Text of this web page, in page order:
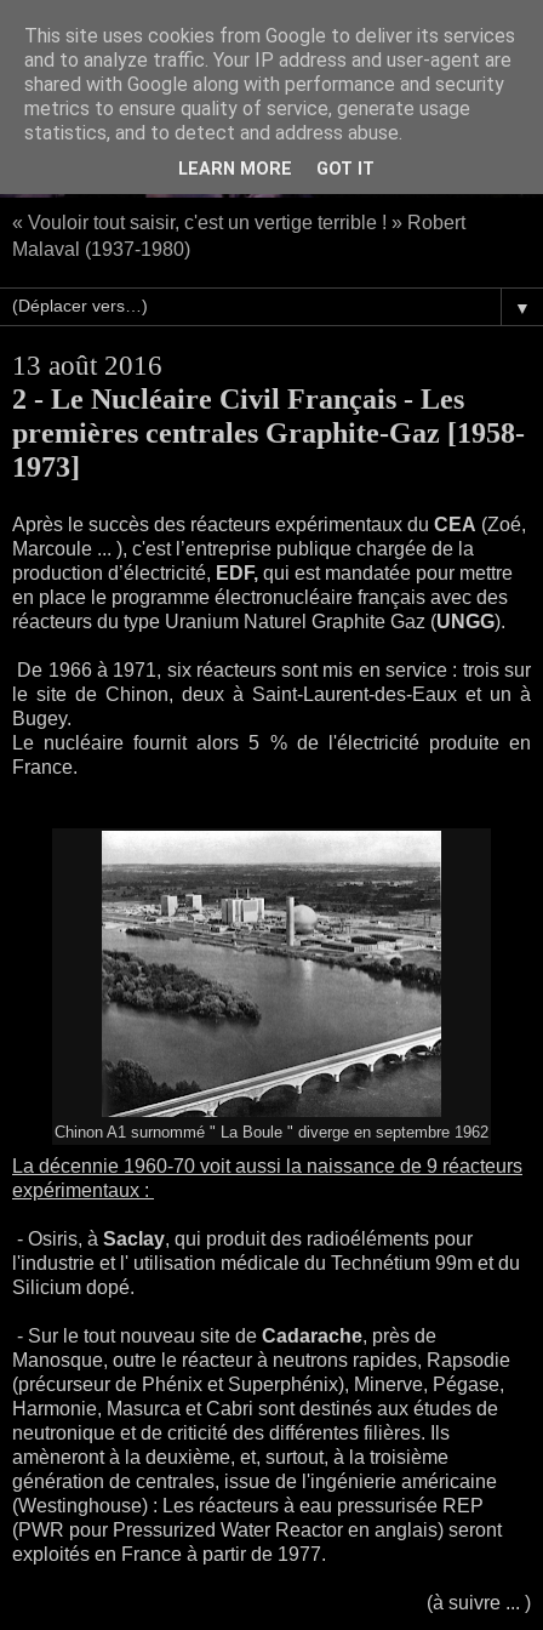
« Vouloir tout saisir, c'est un vertige terrible ! » Robert
Malaval (1937-1980)
▼
13 août 2016
2 - Le Nucléaire Civil Français - Les
premières centrales Graphite-Gaz [1958-
1973]
Après le succès des réacteurs expérimentaux du CEA (Zoé,
Marcoule ... ), c'est l’entreprise publique chargée de la
production d’électricité, EDF, qui est mandatée pour mettre
en place le programme électronucléaire français avec des
réacteurs du type Uranium Naturel Graphite Gaz (UNGG).
De 1966 à 1971, six réacteurs sont mis en service : trois sur
le site de Chinon, deux à Saint-Laurent-des-Eaux et un à
Bugey.
Le nucléaire fournit alors 5 % de l'électricité produite en
France.
Chinon A1 surnommé " La Boule " diverge en septembre 1962
La décennie 1960-70 voit aussi la naissance de 9 réacteurs
expérimentaux :
- Osiris, à Saclay, qui produit des radioéléments pour
l'industrie et l' utilisation médicale du Technétium 99m et du
Silicium dopé.
- Sur le tout nouveau site de Cadarache, près de
Manosque, outre le réacteur à neutrons rapides, Rapsodie
(précurseur de Phénix et Superphénix), Minerve, Pégase,
Harmonie, Masurca et Cabri sont destinés aux études de
neutronique et de criticité des différentes filières. Ils
amèneront à la deuxième, et, surtout, à la troisième
génération de centrales, issue de l'ingénierie américaine
(Westinghouse) : Les réacteurs à eau pressurisée REP
(PWR pour Pressurized Water Reactor en anglais) seront
exploités en France à partir de 1977.
(à suivre ... )
This site uses cookies from Google to deliver its services
and to analyze traffic. Your IP address and user-agent are
shared with Google along with performance and security
metrics to ensure quality of service, generate usage
statistics, and to detect and address abuse.
LEARN MORE GOT IT